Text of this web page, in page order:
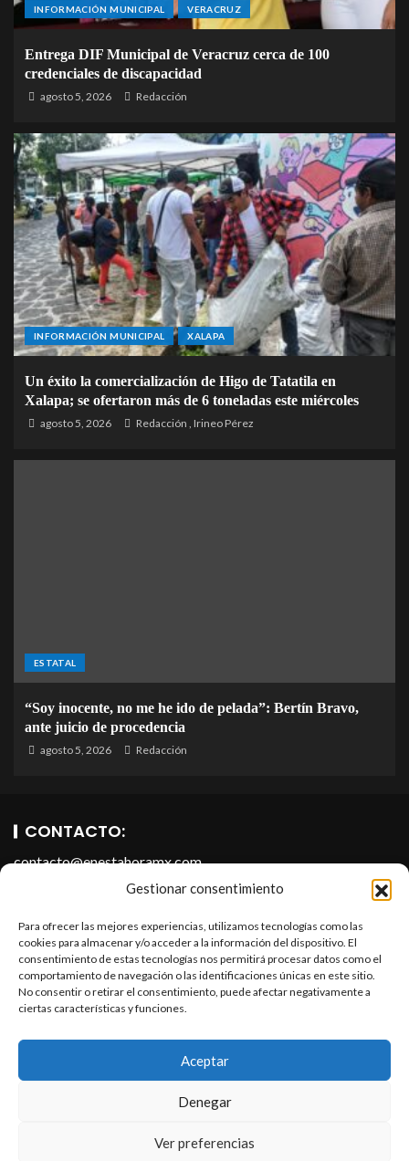
Gestionar consentimiento
Para ofrecer las mejores experiencias, utilizamos tecnologías como las
cookies para almacenar y/o acceder a la información del dispositivo. El
consentimiento de estas tecnologías nos permitirá procesar datos como el
comportamiento de navegación o las identificaciones únicas en este sitio.
No consentir o retirar el consentimiento, puede afectar negativamente a
ciertas características y funciones.
Aceptar
Denegar
Ver preferencias
INFORMACIÓN MUNICIPAL VERACRUZ
Entrega DIF Municipal de Veracruz cerca de 100
credenciales de discapacidad
agosto 5, 2026 Redacción
INFORMACIÓN MUNICIPAL XALAPA
Un éxito la comercialización de Higo de Tatatila en
Xalapa; se ofertaron más de 6 toneladas este miércoles
agosto 5, 2026 Redacción Irineo Pérez
ESTATAL
“Soy inocente, no me he ido de pelada”: Bertín Bravo,
ante juicio de procedencia
agosto 5, 2026 Redacción
CONTACTO:
contacto@enestahoramx.com
SOBRE NOSOTROS
En Esta Hora Media es un portal informativo que forma parte
de En Esta Hora Infopublicidad, S.A. de C.V. Todos los